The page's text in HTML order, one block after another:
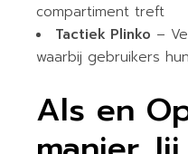
compartiment treft
Tactiek Plinko –
waarbij gebruikers
Als en